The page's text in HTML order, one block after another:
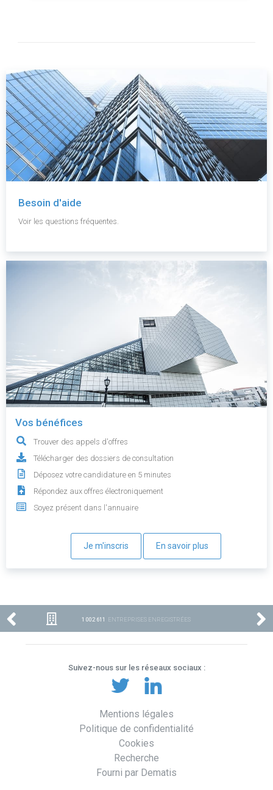
Besoin d'aide
Voir les questions fréquentes.
Vos bénéfices
Trouver des appels d'offres
Télécharger des dossiers de consultation
Déposez votre candidature en 5 minutes
Répondez aux offres électroniquement
Soyez présent dans l'annuaire
Je m'inscris En savoir plus
1 002 611 ENTREPRISES ENREGISTRÉES
Suivez-nous sur les réseaux sociaux :
Mentions légales
Politique de confidentialité
Cookies
Recherche
Fourni par Dematis